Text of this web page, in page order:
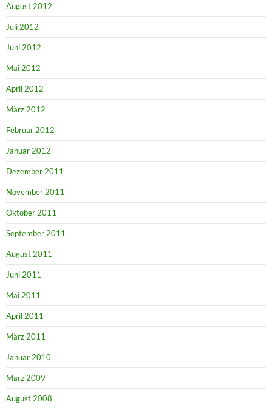
August 2012
Juli 2012
Juni 2012
Mai 2012
April 2012
März 2012
Februar 2012
Januar 2012
Dezember 2011
November 2011
Oktober 2011
September 2011
August 2011
Juni 2011
Mai 2011
April 2011
März 2011
Januar 2010
März 2009
August 2008